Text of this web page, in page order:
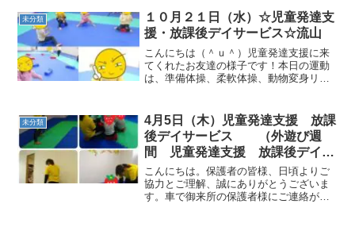
未分類
１０月２１日（水）☆児童発達支
援・放課後デイサービス☆流山
こんにちは（＾ｕ＾）児童発達支援に来
てくれたお友達の様子です！本日の運動
は、準備体操、柔軟体操、動物変身リト
いました！ハロウィンカボチャにみんな
大喜びです！！ 午後の、...
未分類
4月5日（木）児童発達支援 放課
後デイサービス （外遊び週
間 児童発達支援 放課後デイサ
ービス 発達気になる 放デイ
自閉症 学習障害 ＬＤ ＡＤＨ
Ｄ アスペルガー症候群
こんにちは。保護者の皆様、日頃よりご
協力とご理解、誠にありがとうございま
す。車で御来所の保護者様にご連絡があ